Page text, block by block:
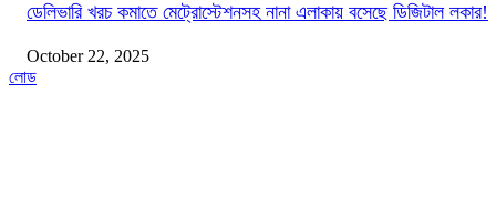
ডেলিভারি খরচ কমাতে মেট্রোস্টেশনসহ নানা এলাকায় বসেছে ডিজিটাল লকার!
October 22, 2025
লোড